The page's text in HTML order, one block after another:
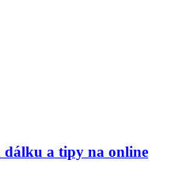
a tipy na online